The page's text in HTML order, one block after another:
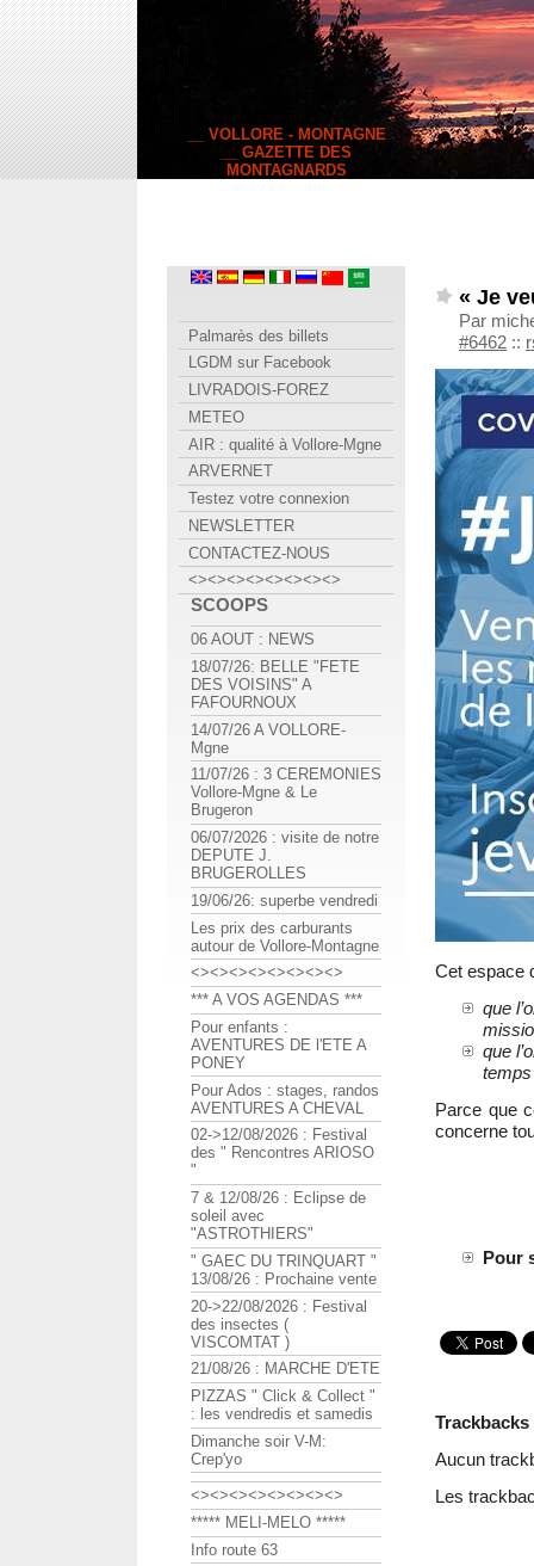
__ VOLLORE - MONTAGNE
__ GAZETTE DES
MONTAGNARDS
« Je
Par
#6462 ::
Cet espace
que
que
temps
Parce que
concerne
Pour
Trackbacks
Aucun
Les
Palmarès des billets
LGDM sur Facebook
LIVRADOIS-FOREZ
METEO
AIR : qualité à Vollore-Mgne
ARVERNET
Testez votre connexion
NEWSLETTER
CONTACTEZ-NOUS
<><><><><><><><>
SCOOPS
06 AOUT : NEWS
18/07/26: BELLE "FETE
DES VOISINS" A
FAFOURNOUX
14/07/26 A VOLLORE-
Mgne
11/07/26 : 3 CEREMONIES
Vollore-Mgne & Le
Brugeron
06/07/2026 : visite de notre
DEPUTE J.
BRUGEROLLES
19/06/26: superbe vendredi
Les prix des carburants
autour de Vollore-Montagne
<><><><><><><><>
*** A VOS AGENDAS ***
Pour enfants :
AVENTURES DE l'ETE A
PONEY
Pour Ados : stages, randos
AVENTURES A CHEVAL
02->12/08/2026 : Festival
des " Rencontres ARIOSO
"
7 & 12/08/26 : Eclipse de
soleil avec
"ASTROTHIERS"
" GAEC DU TRINQUART "
13/08/26 : Prochaine vente
20->22/08/2026 : Festival
des insectes (
VISCOMTAT )
21/08/26 : MARCHE D'ETE
PIZZAS " Click & Collect "
: les vendredis et samedis
Dimanche soir V-M:
Crep'yo
<><><><><><><><>
***** MELI-MELO *****
Info route 63